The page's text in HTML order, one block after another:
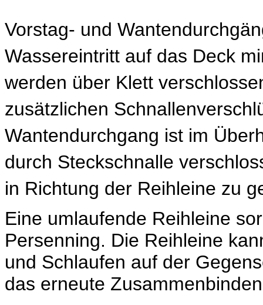
Vorstag- und
Wassereintritt auf das Deck
werden über Klett
zusätzlichen
Wantendurchgang ist im
durch Steckschnalle
in Richtung der Reihleine zu
Eine umlaufende Reihleine
Persenning. Die Reihleine
und Schlaufen auf der
das erneute